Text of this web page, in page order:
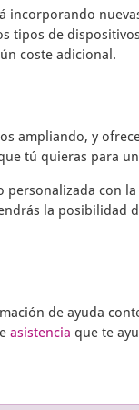
incorporando
de
coste adicional.
ampliando, y
tú quieras para
con
la posibilidad
de ayuda
asistencia que te